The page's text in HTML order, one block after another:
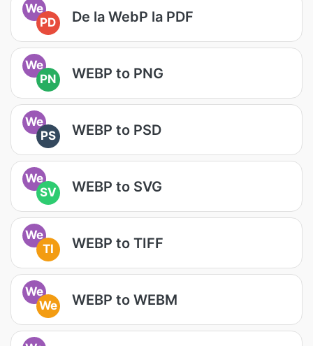
We
PD
De la WebP la PDF
We
PN
WEBP to PNG
We
PS
WEBP to PSD
We
SV
WEBP to SVG
We
TI
WEBP to TIFF
We
We
WEBP to WEBM